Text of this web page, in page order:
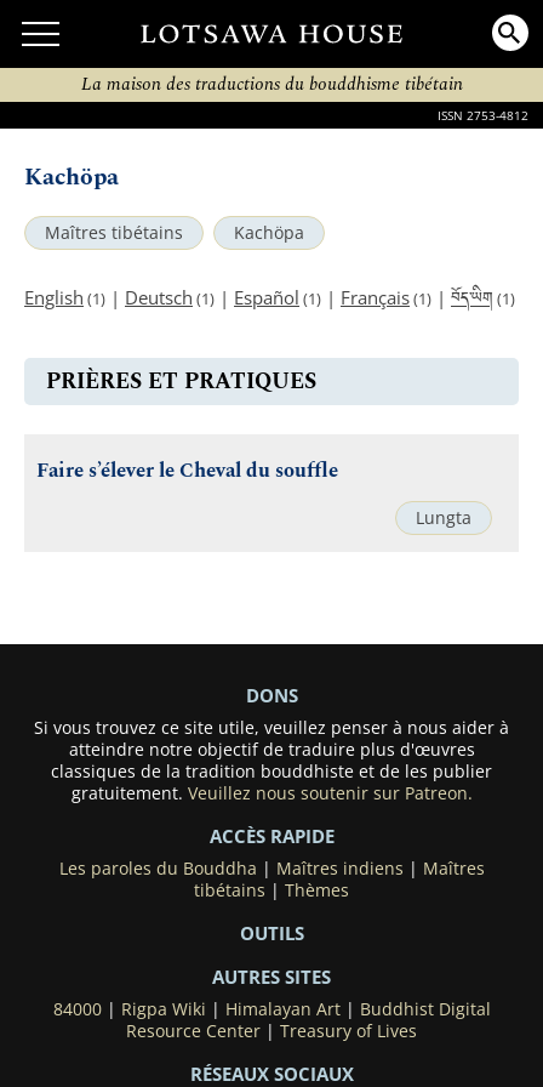
La maison des traductions du bouddhisme tibétain
ISSN 2753-4812
Kachöpa
Maîtres tibétains Kachöpa
English (1) | Deutsch (1) | Español (1) | Français(1) | བོད་ཡིག (1)
PRIÈRES ET PRATIQUES
Faire s’élever le Cheval du souffle
Lungta
DONS
Si vous trouvez ce site utile, veuillez penser à nous aider à
atteindre notre objectif de traduire plus d'œuvres
classiques de la tradition bouddhiste et de les publier
gratuitement. Veuillez nous soutenir sur Patreon.
ACCÈS RAPIDE
Les paroles du Bouddha | Maîtres indiens | Maîtres
tibétains | Thèmes
OUTILS
AUTRES SITES
84000| Rigpa Wiki | Himalayan Art| Buddhist Digital
Resource Center | Treasury of Lives
RÉSEAUX SOCIAUX